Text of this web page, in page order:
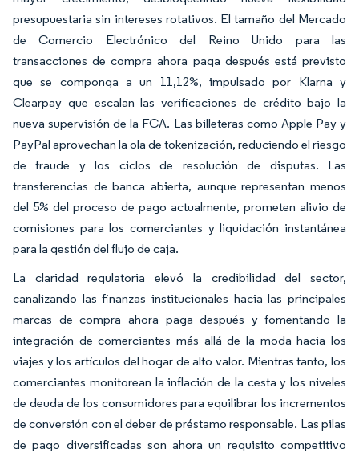
presupuestaria sin intereses rotativos. El tamaño del Mercado
de Comercio Electrónico del Reino Unido para las
transacciones de compra ahora paga después está previsto
que se componga a un 11,12%, impulsado por Klarna y
Clearpay que escalan las verificaciones de crédito bajo la
nueva supervisión de la FCA. Las billeteras como Apple Pay y
PayPal aprovechan la ola de tokenización, reduciendo el riesgo
de fraude y los ciclos de resolución de disputas. Las
transferencias de banca abierta, aunque representan menos
del 5% del proceso de pago actualmente, prometen alivio de
comisiones para los comerciantes y liquidación instantánea
para la gestión del flujo de caja.
La claridad regulatoria elevó la credibilidad del sector,
canalizando las finanzas institucionales hacia las principales
marcas de compra ahora paga después y fomentando la
integración de comerciantes más allá de la moda hacia los
viajes y los artículos del hogar de alto valor. Mientras tanto, los
comerciantes monitorean la inflación de la cesta y los niveles
de deuda de los consumidores para equilibrar los incrementos
de conversión con el deber de préstamo responsable. Las pilas
de pago diversificadas son ahora un requisito competitivo